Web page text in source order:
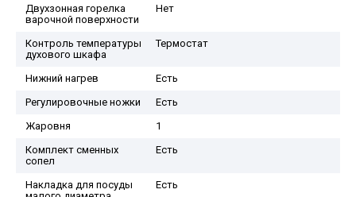
Двухзонная горелка
варочной поверхности
Нет
Контроль температуры
духового шкафа
Термостат
Нижний нагрев
Есть
Регулировочные ножки
Есть
Жаровня
1
Комплект сменных
сопел
Есть
Накладка для посуды
Есть